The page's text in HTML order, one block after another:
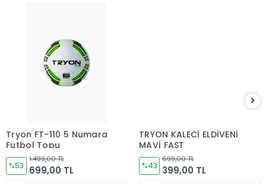
Tryon FT-110 5 Numara
Futbol Topu
%53
1.499,00 TL
699,00 TL
TRYON KALECİ ELDİVENİ
MAVİ FAST
%43
699,00 TL
399,00 TL